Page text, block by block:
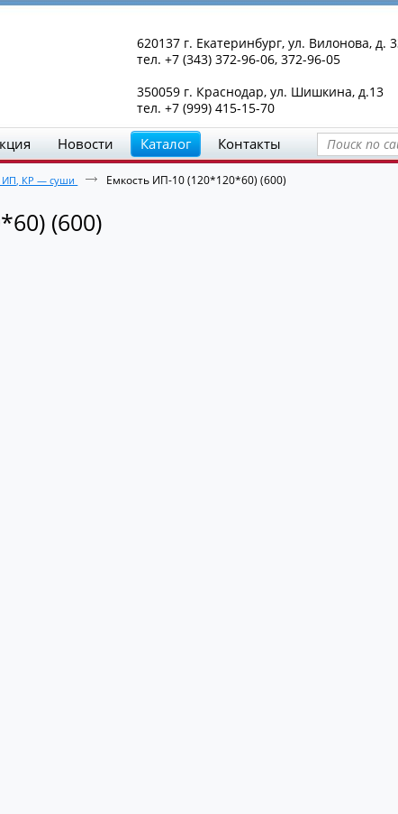
620137 г. Екатеринбург, ул. Вилонова, д.
тел. +7 (343) 372-96-06, 372-96-05
350059 г. Краснодар, ул. Шишкина, д.13
тел. +7 (999) 415-15-70
Новости Каталог Контакты
ИП, КР — суши Емкость ИП-10 (120*120*60) (600)
(600)